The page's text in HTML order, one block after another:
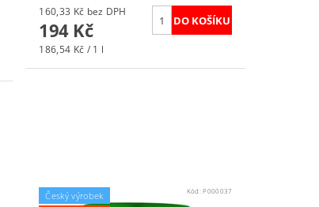
160,33 Kč bez DPH
194 Kč
186,54 Kč / 1 l
Český výrobek
Kód:P000037